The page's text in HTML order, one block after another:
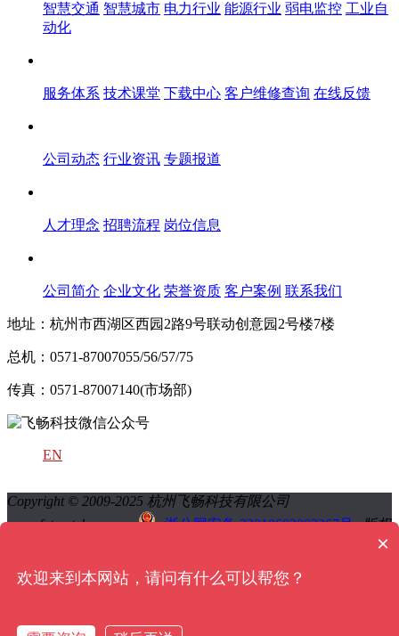
智慧交通 智慧城市 电力行业 能源行业 弱电监控 工业自
动化
服务体系 技术课堂 下载中心 客户维修查询 在线反馈
公司动态 行业资讯 专题报道
人才理念 招聘流程 岗位信息
公司简介 企业文化 荣誉资质 客户案例 联系我们
地址：杭州市西湖区西园2路9号联动创意园2号楼7楼
总机：0571-87007055/56/57/75
传真：0571-87007140(市场部)
EN
Copyright © 2009-2025 杭州飞畅科技有限公司
www.futuretel.com.cn
浙公网安备 33010602002367号 版权
13024519号-1
网站地图 sitemap地图
QQ:销售
×
欢迎来到本网站，请问有什么可以帮您？